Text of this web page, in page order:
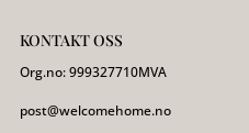
KONTAKT OSS
Org.no:999327710MVA
post@welcomehome.no